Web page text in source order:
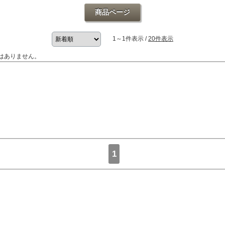
商品ページ
1～1件表示 /20件表示
りません。
1